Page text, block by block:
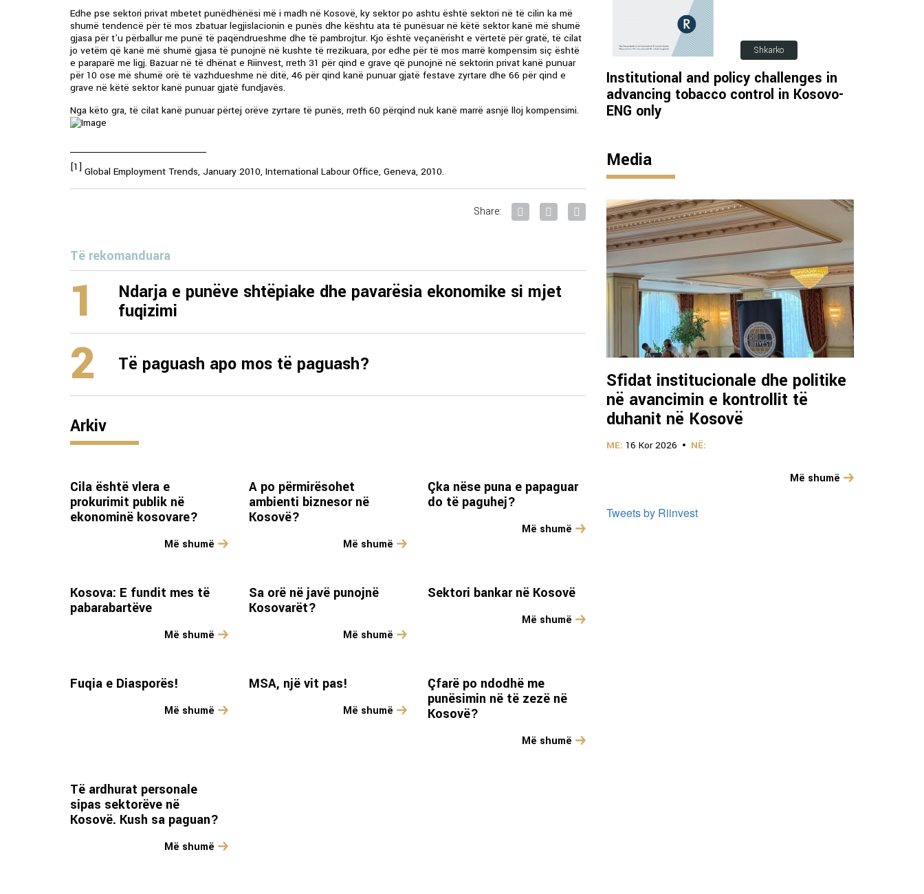
Edhe pse sektori privat mbetet punëdhënësi më i madh në Kosovë, ky sektor po ashtu është sektori në të cilin ka më
shumë tendencë për të mos zbatuar legjislacionin e punës dhe kështu ata të punësuar në këtë sektor kanë më shumë
gjasa për t'u përballur me punë të paqëndrueshme dhe të pambrojtur. Kjo është veçanërisht e vërtetë për gratë, të cilat
jo vetëm që kanë më shumë gjasa të punojnë në kushte të rrezikuara, por edhe për të mos marrë kompensim siç është
e paraparë me ligj. Bazuar në të dhënat e Riinvest, rreth 31 për qind e grave që punojnë në sektorin privat kanë punuar
për 10 ose më shumë orë të vazhdueshme në ditë, 46 për qind kanë punuar gjatë festave zyrtare dhe 66 për qind e
grave në këtë sektor kanë punuar gjatë fundjavës.
Nga këto gra, të cilat kanë punuar përtej orëve zyrtare të punës, rreth 60 përqind nuk kanë marrë asnjë lloj kompensimi.
_________________________________
[1] Global Employment Trends, January 2010, International Labour Office, Geneva, 2010.
Share:
Të rekomanduara
1
Ndarja e punëve shtëpiake dhe pavarësia ekonomike si mjet
fuqizimi
2 Të paguash apo mos të paguash?
Arkiv
Cila është vlera e
prokurimit publik në
ekonominë kosovare?
Më shumë
A po përmirësohet
ambienti biznesor në
Kosovë?
Më shumë
Çka nëse puna e papaguar
do të paguhej?
Më shumë
Kosova: E fundit mes të
pabarabartëve
Më shumë
Sa orë në javë punojnë
Kosovarët?
Më shumë
Sektori bankar në Kosovë
Më shumë
Fuqia e Diasporës!
Më shumë
MSA, një vit pas!
Më shumë
Çfarë po ndodhë me
punësimin në të zezë në
Kosovë?
Më shumë
Të ardhurat personale
sipas sektorëve në
Kosovë. Kush sa paguan?
Më shumë
Shkarko
Institutional and policy challenges in
advancing tobacco control in Kosovo-
ENG only
Media
Sfidat institucionale dhe politike
në avancimin e kontrollit të
duhanit në Kosovë
ME: 16 Kor 2026 NË:
Më shumë
Tweets by Riinvest